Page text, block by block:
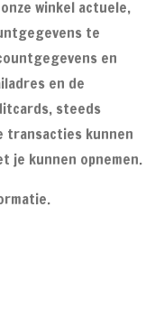
winkel actuele,
te
en
en de
steeds
transacties kunnen
je kunnen opnemen.